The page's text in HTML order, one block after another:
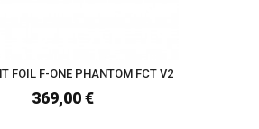
FOIL F-ONE PHANTOM FCT V2
369,00 €